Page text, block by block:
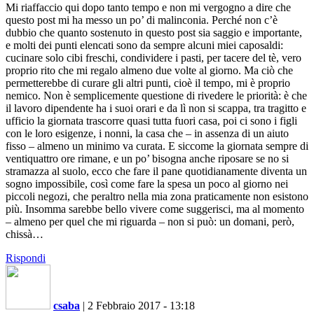
Mi riaffaccio qui dopo tanto tempo e non mi vergogno a dire che
questo post mi ha messo un po’ di malinconia. Perché non c’è
dubbio che quanto sostenuto in questo post sia saggio e importante,
e molti dei punti elencati sono da sempre alcuni miei caposaldi:
cucinare solo cibi freschi, condividere i pasti, per tacere del tè, vero
proprio rito che mi regalo almeno due volte al giorno. Ma ciò che
permetterebbe di curare gli altri punti, cioè il tempo, mi è proprio
nemico. Non è semplicemente questione di rivedere le priorità: è che
il lavoro dipendente ha i suoi orari e da lì non si scappa, tra tragitto e
ufficio la giornata trascorre quasi tutta fuori casa, poi ci sono i figli
con le loro esigenze, i nonni, la casa che – in assenza di un aiuto
fisso – almeno un minimo va curata. E siccome la giornata sempre di
ventiquattro ore rimane, e un po’ bisogna anche riposare se no si
stramazza al suolo, ecco che fare il pane quotidianamente diventa un
sogno impossibile, così come fare la spesa un poco al giorno nei
piccoli negozi, che peraltro nella mia zona praticamente non esistono
più. Insomma sarebbe bello vivere come suggerisci, ma al momento
– almeno per quel che mi riguarda – non si può: un domani, però,
chissà…
Rispondi
csaba | 2 Febbraio 2017 - 13:18